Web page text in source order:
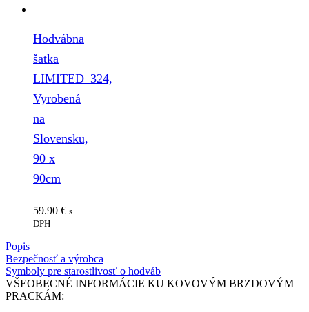
Hodvábna
šatka
LIMITED_324,
Vyrobená
na
Slovensku,
90 x
90cm
59.90 € s
DPH
Popis
Bezpečnosť a výrobca
Symboly pre starostlivosť o hodváb
VŠEOBECNÉ INFORMÁCIE KU KOVOVÝM BRZDOVÝM
PRACKÁM: